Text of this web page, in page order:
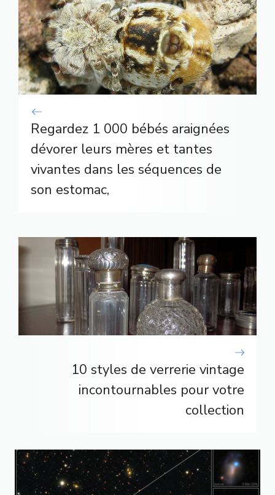
Regardez 1 000 bébés araignées
dévorer leurs mères et tantes
vivantes dans les séquences de
son estomac,
10 styles de verrerie vintage
incontournables pour votre
collection